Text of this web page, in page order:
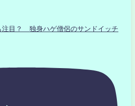
注目？ 独身ハゲ僧侶のサンドイッチ